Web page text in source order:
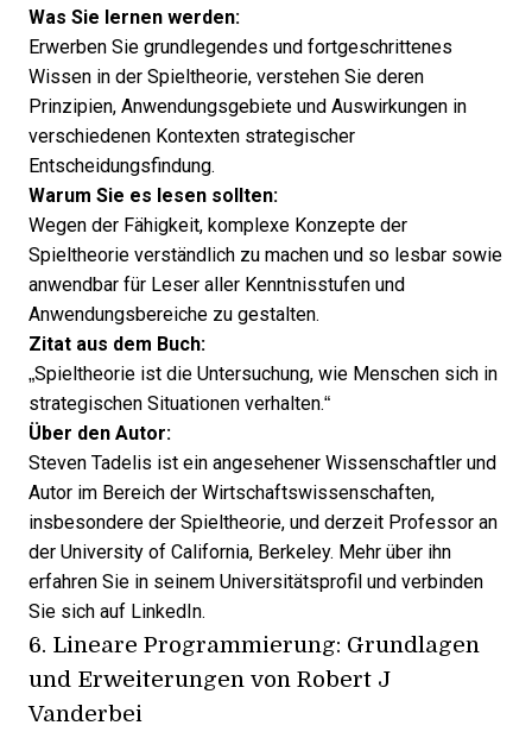
Was Sie lernen werden:
Erwerben Sie grundlegendes und fortgeschrittenes
Wissen in der Spieltheorie, verstehen Sie deren
Prinzipien, Anwendungsgebiete und Auswirkungen in
verschiedenen Kontexten strategischer
Entscheidungsfindung.
Warum Sie es lesen sollten:
Wegen der Fähigkeit, komplexe Konzepte der
Spieltheorie verständlich zu machen und so lesbar sowie
anwendbar für Leser aller Kenntnisstufen und
Anwendungsbereiche zu gestalten.
Zitat aus dem Buch:
„Spieltheorie ist die Untersuchung, wie Menschen sich in
strategischen Situationen verhalten.“
Über den Autor:
Steven Tadelis ist ein angesehener Wissenschaftler und
Autor im Bereich der Wirtschaftswissenschaften,
insbesondere der Spieltheorie, und derzeit Professor an
der University of California, Berkeley. Mehr über ihn
erfahren Sie in seinem Universitätsprofil und verbinden
Sie sich auf LinkedIn.
6. Lineare Programmierung: Grundlagen
und Erweiterungen von Robert J
Vanderbei